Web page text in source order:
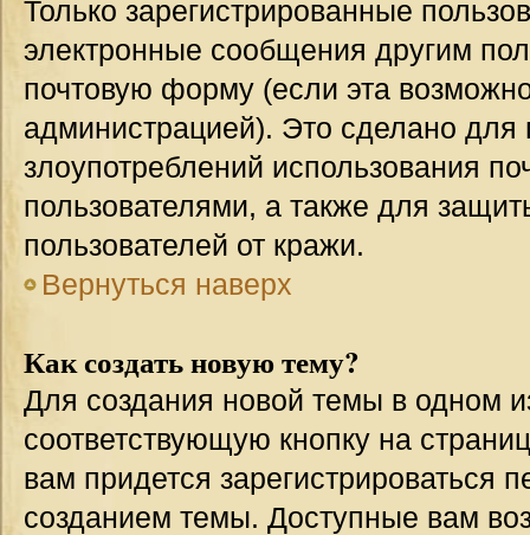
Только зарегистрированные
электронные сообщения другим
почтовую форму (если эта
администрацией). Это сделано для
злоупотреблений использования
пользователями, а также для
пользователей от кражи.
Вернуться наверх
Как создать новую тему?
Для создания новой темы в одном
соответствующую кнопку на
вам придется зарегистрироваться
созданием темы. Доступные вам